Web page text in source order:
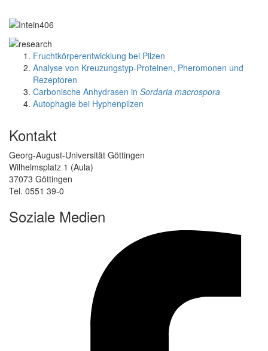
Fruchtkörperentwicklung bei Pilzen
Analyse von Kreuzungstyp-Proteinen, Pheromonen und
Rezeptoren
Carbonische Anhydrasen in Sordaria macrospora
Autophagie bei Hyphenpilzen
Kontakt
Georg-August-Universität Göttingen
Wilhelmsplatz 1 (Aula)
37073 Göttingen
Tel. 0551 39-0
Soziale Medien